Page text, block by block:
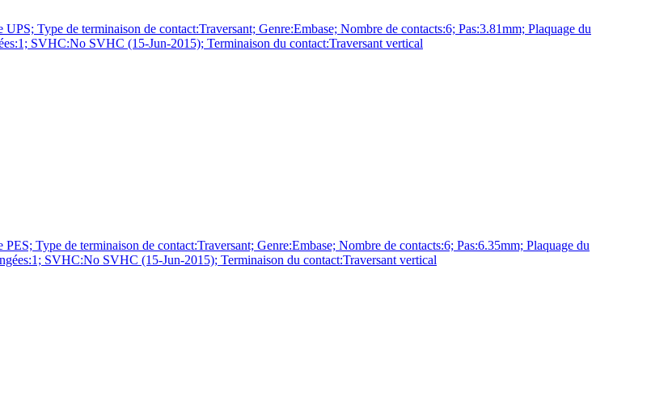
Type de terminaison de contact:Traversant; Genre:Embase; Nombre de contacts:6; Pas:3.81mm; Plaquage du
SVHC:No SVHC (15-Jun-2015); Terminaison du contact:Traversant vertical
Type de terminaison de contact:Traversant; Genre:Embase; Nombre de contacts:6; Pas:6.35mm; Plaquage du
SVHC:No SVHC (15-Jun-2015); Terminaison du contact:Traversant vertical